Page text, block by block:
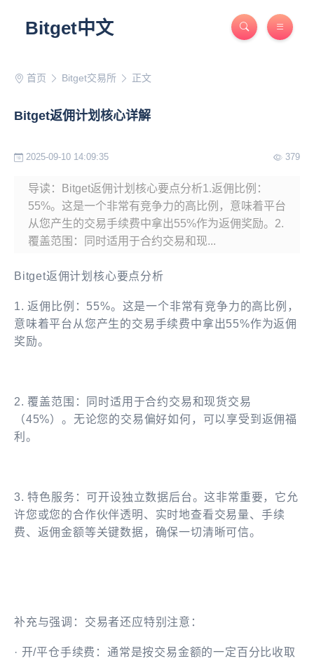
Bitget中文
首页 Bitget交易所 正文
Bitget返佣计划核心详解
2025-09-10 14:09:35 379
导读：Bitget返佣计划核心要点分析1.返佣比例：
55%。这是一个非常有竞争力的高比例，意味着平台
从您产生的交易手续费中拿出55%作为返佣奖励。2.
覆盖范围：同时适用于合约交易和现...
Bitget返佣计划核心要点分析
1. 返佣比例：55%。这是一个非常有竞争力的高比例，
意味着平台从您产生的交易手续费中拿出55%作为返佣
奖励。
2. 覆盖范围：同时适用于合约交易和现货交易
（45%）。无论您的交易偏好如何，可以享受到返佣福
利。
3. 特色服务：可开设独立数据后台。这非常重要，它允
许您或您的合作伙伴透明、实时地查看交易量、手续
费、返佣金额等关键数据，确保一切清晰可信。
补充与强调：交易者还应特别注意：
· 开/平仓手续费：通常是按交易金额的一定百分比收取